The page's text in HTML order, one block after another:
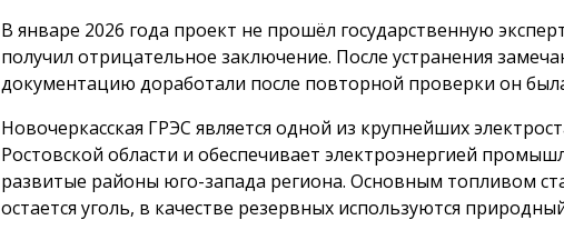
В январе 2026 года проект не прошёл государственную
получил отрицательное заключение. После устранения
документацию доработали после повторной проверки он
Новочеркасская ГРЭС является одной из крупнейших
Ростовской области и обеспечивает электроэнергией
развитые районы юго-запада региона. Основным топливом
остается уголь, в качестве резервных используются